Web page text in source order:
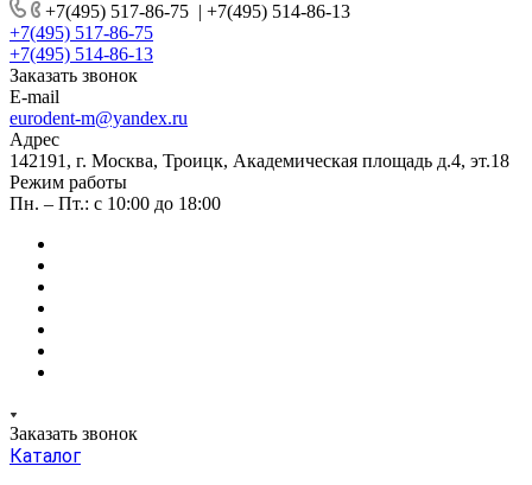
+7(495) 517-86-75 | +7(495) 514-86-13
+7(495) 517-86-75
+7(495) 514-86-13
Заказать звонок
E-mail
eurodent-m@yandex.ru
Адрес
142191, г. Москва, Троицк, Академическая площадь д.4, эт.18
Режим работы
Пн. – Пт.: с 10:00 до 18:00
Заказать звонок
Каталог